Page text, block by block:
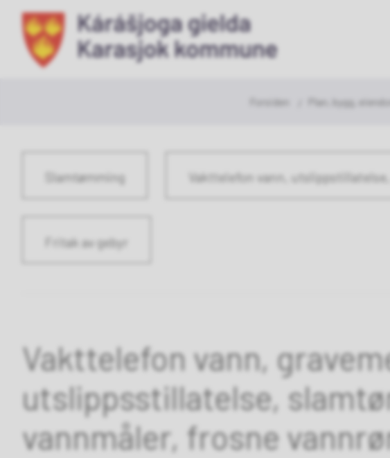
kommune
DuForsiden Plan, bygg,
Slamtømming Vakttelefon vann,
Fritak av gebyr
Vakttelefon vann,
utslippsstillatelse,
vannmåler, frosne